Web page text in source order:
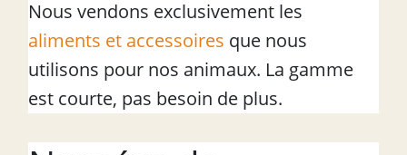
Nous vendons exclusivement les
aliments et accessoires que nous
utilisons pour nos animaux. La gamme
est courte, pas besoin de plus.